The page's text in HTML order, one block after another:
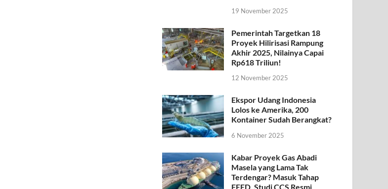
19 November 2025
Pemerintah Targetkan 18
Proyek Hilirisasi Rampung
Akhir 2025, Nilainya Capai
Rp618 Triliun!
12 November 2025
Ekspor Udang Indonesia
Lolos ke Amerika, 200
Kontainer Sudah Berangkat?
6 November 2025
Kabar Proyek Gas Abadi
Masela yang Lama Tak
Terdengar? Masuk Tahap
FEED, Studi CCS Resmi